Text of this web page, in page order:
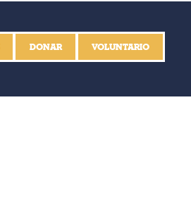
DONAR VOLUNTARIO